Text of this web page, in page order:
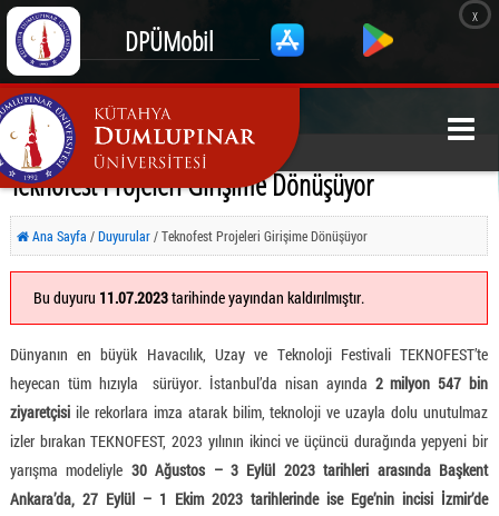
DPÜMobil
x
Teknofest Projeleri Girişime Dönüşüyor
Ana Sayfa /Duyurular/ Teknofest Projeleri Girişime Dönüşüyor
Bu duyuru 11.07.2023tarihinde yayından kaldırılmıştır.
Dünyanın en büyük Havacılık, Uzay ve Teknoloji Festivali TEKNOFEST’te
heyecan tüm hızıyla sürüyor. İstanbul’da nisan ayında 2 milyon 547 bin
ziyaretçisiile rekorlara imza atarak bilim, teknoloji ve uzayla dolu unutulmaz
izler bırakan TEKNOFEST, 2023 yılının ikinci ve üçüncü durağında yepyeni bir
yarışma modeliyle 30 Ağustos – 3 Eylül 2023 tarihleri arasında Başkent
Ankara’da, 27 Eylül – 1 Ekim 2023 tarihlerinde ise Ege’nin incisi İzmir’de